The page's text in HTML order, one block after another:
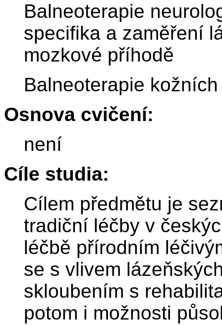
Balneoterapie
specifika a zaměření
mozkové příhodě
Balneoterapie
Osnova cvičení:
není
Cíle studia:
Cílem předmětu je
tradiční léčby v
léčbě přírodním
se s vlivem
skloubením s
potom i možnosti